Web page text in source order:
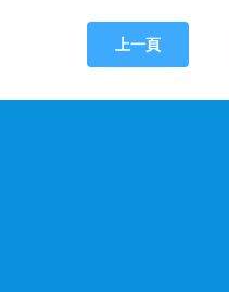
上一頁